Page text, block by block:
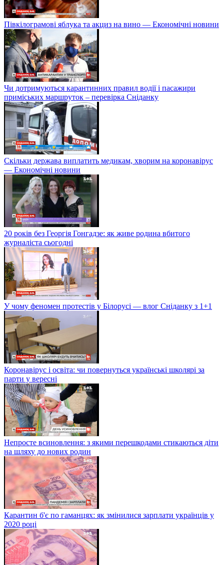
Півкілограмові яблука та акциз на вино — Економічні новини
Чи дотримуються карантинних правил водії і пасажири
приміських маршруток – перевірка Сніданку
Скільки держава виплатить медикам, хворим на коронавірус
— Економічні новини
20 років без Георгія Гонгадзе: як живе родина вбитого
журналіста сьогодні
У чому феномен протестів у Білорусі — влог Сніданку з 1+1
Коронавірус і освіта: чи повернуться українські школярі за
парти у вересні
Непросте всиновлення: з якими перешкодами стикаються діти
на шляху до нових родин
Карантин б'є по гаманцях: як змінилися зарплати українців у
2020 році